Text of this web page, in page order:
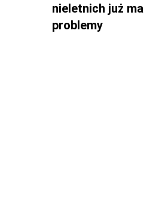
nieletnich już ma
problemy